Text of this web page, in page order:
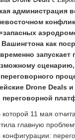
ЦРУ Биб:
о
администрация
как
запускает
Drone Deals
переговорной
11 мая
главную
конфигурации: